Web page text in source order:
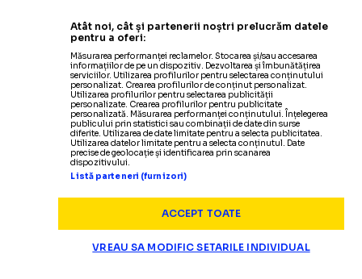
Atât noi, cât și partenerii noștri prelucrăm datele
pentru a oferi:
Măsurarea performanței reclamelor. Stocarea și/sau accesarea
informațiilor de pe un dispozitiv. Dezvoltarea și îmbunătățirea
serviciilor. Utilizarea profilurilor pentru selectarea conținutului
personalizat. Crearea profilurilor de conținut personalizat.
Utilizarea profilurilor pentru selectarea publicității
personalizate. Crearea profilurilor pentru publicitate
personalizată. Măsurarea performanței conținutului. Înțelegerea
publicului prin statistici sau combinații de date din surse
diferite. Utilizarea de date limitate pentru a selecta publicitatea.
Utilizarea datelor limitate pentru a selecta conținutul. Date
precise de geolocație și identificarea prin scanarea
dispozitivului.
Listă parteneri (furnizori)
ACCEPT TOATE
VREAU SA MODIFIC SETARILE INDIVIDUAL